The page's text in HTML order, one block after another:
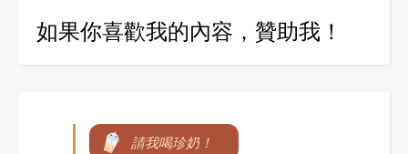
如果你喜歡我的內容，贊助我！
請我喝珍奶！